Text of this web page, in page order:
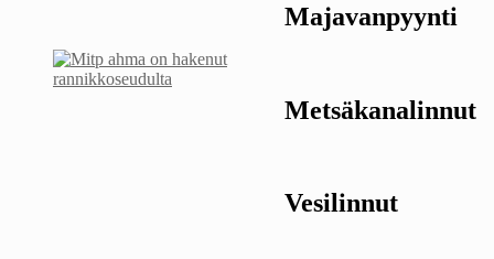
Majavanpyynti
Metsäkanalinnut
Vesilinnut